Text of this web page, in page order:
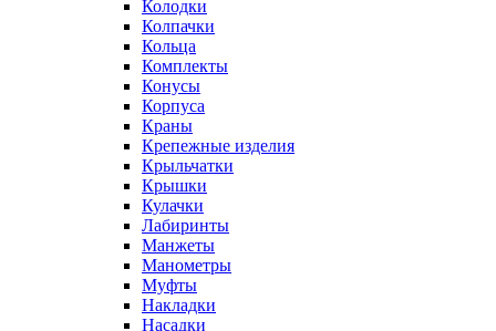
Колодки
Колпачки
Кольца
Комплекты
Конусы
Корпуса
Краны
Крепежные изделия
Крыльчатки
Крышки
Кулачки
Лабиринты
Манжеты
Манометры
Муфты
Накладки
Насадки